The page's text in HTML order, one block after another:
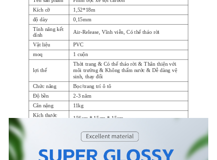
Kích cỡ
1,52*18m
độ dày
0,15mm
Tính năng kết
dính
Air-Release, Vĩnh viễn, Có thể tháo rời
Vật liệu
PVC
moq
1 cuộn
lợi thế
Thời trang & Có thể tháo rời & Thân thiện với
môi trường & Không thấm nước & Dễ dàng vệ
sinh, thay đổi
Chức năng
Bọc/trang trí ô tô
Độ bền
2-3 năm
Cân nặng
11kg
Kích thước
156cm * 15cm * 15cm
Thùng tiêu chuẩn xuất khẩu